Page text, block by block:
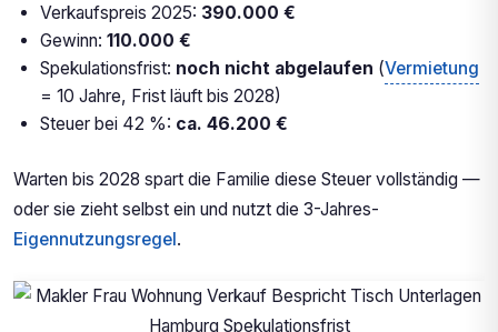
Verkaufspreis 2025: 390.000 €
Gewinn: 110.000 €
Spekulationsfrist: noch nicht abgelaufen (Vermietung
= 10 Jahre, Frist läuft bis 2028)
Steuer bei 42 %: ca. 46.200 €
Warten bis 2028 spart die Familie diese Steuer vollständig —
oder sie zieht selbst ein und nutzt die 3-Jahres-
Eigennutzungsregel .